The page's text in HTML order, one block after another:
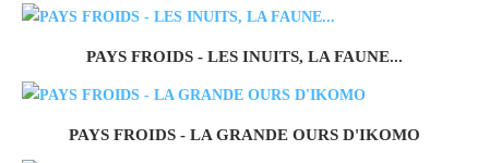
PAYS FROIDS - LES INUITS, LA FAUNE...
PAYS FROIDS - LA GRANDE OURS D'IKOMO